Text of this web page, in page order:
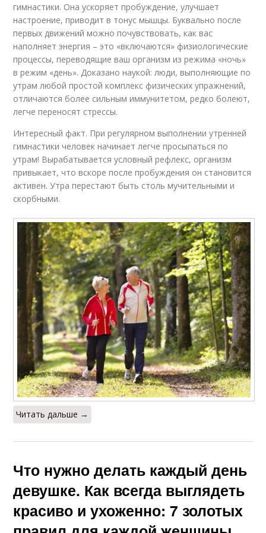
гимнастики. Она ускоряет пробуждение, улучшает
настроение, приводит в тонус мышцы. Буквально после
первых движений можно почувствовать, как вас
наполняет энергия – это «включаются» физиологические
процессы, переводящие ваш организм из режима «ночь»
в режим «день». Доказано наукой: люди, выполняющие по
утрам любой простой комплекс физических упражнений,
отличаются более сильным иммунитетом, редко болеют,
легче переносят стрессы.
Интересный факт. При регулярном выполнении утренней
гимнастики человек начинает легче просыпаться по
утрам! Вырабатывается условный рефлекс, организм
привыкает, что вскоре после пробуждения он становится
активен. Утра перестают быть столь мучительными и
скорбными.
Читать дальше →
Что нужно делать каждый день
девушке. Как всегда выглядеть
красиво и ухоженно: 7 золотых